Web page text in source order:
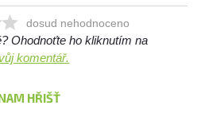
dosud nehodnoceno
Ohodnoťte ho kliknutím na
komentář.
HŘIŠŤ